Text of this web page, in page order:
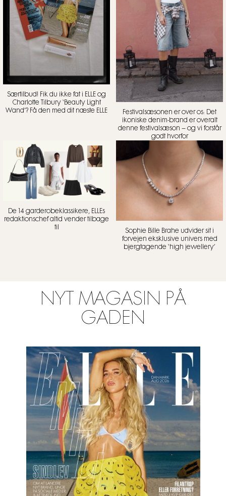
Særtilbud! Fik du ikke fat i ELLE og
Charlotte Tilbury ‘Beauty Light
Wand’? Få den med dit næste ELLE
Festivalsæsonen er over os: Det
ikoniske denim-brand er overalt
denne festivalsæson – og vi forstår
godt hvorfor
De 14 garderobeklassikere, ELLEs
redaktionschef altid vender tilbage
til
Sophie Bille Brahe udvider sit i
forvejen eksklusive univers med
bjergtagende ‘high jewellery’
NYT MAGASIN PÅ
GADEN